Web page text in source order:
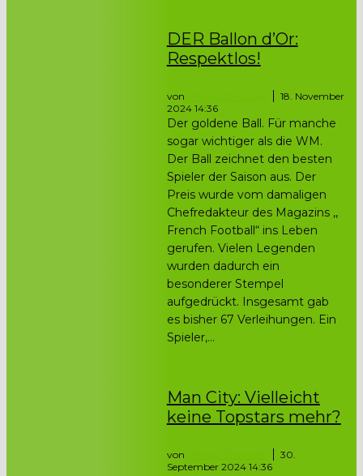
DER Ballon d’Or:
Respektlos!
von
18. November
2024 14:36
Der goldene Ball. Für manche
sogar wichtiger als die WM.
Der Ball zeichnet den besten
Spieler der Saison aus. Der
Preis wurde vom damaligen
Chefredakteur des Magazins ,,
French Football“ ins Leben
gerufen. Vielen Legenden
wurden dadurch ein
besonderer Stempel
aufgedrückt. Insgesamt gab
es bisher 67 Verleihungen. Ein
Spieler,...
Man City: Vielleicht
keine Topstars mehr?
von
30.
September 2024 14:36